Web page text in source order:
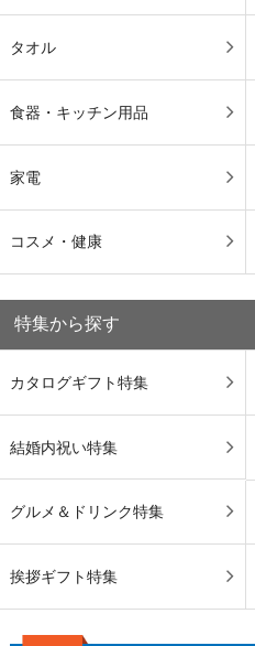
タオル
食器・キッチン用品
家電
コスメ・健康
特集から探す
カタログギフト特集
結婚内祝い特集
グルメ＆ドリンク特集
挨拶ギフト特集